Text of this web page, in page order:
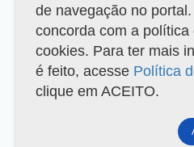
de navegação no
concorda com a
cookies. Para ter mais
é feito, acesse Política
clique em ACEITO.